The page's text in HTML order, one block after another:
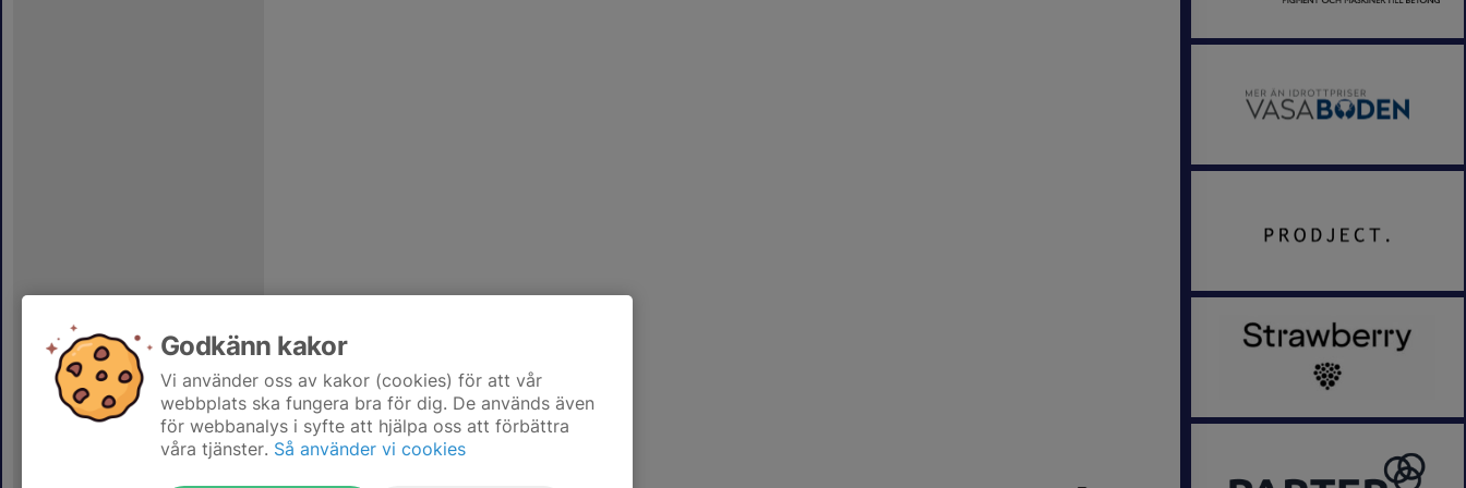
Godkänn kakor
Vi använder oss av kakor (cookies) för att vår
webbplats ska fungera bra för dig. De används även
för webbanalys i syfte att hjälpa oss att förbättra
våra tjänster. Så använder vi cookies